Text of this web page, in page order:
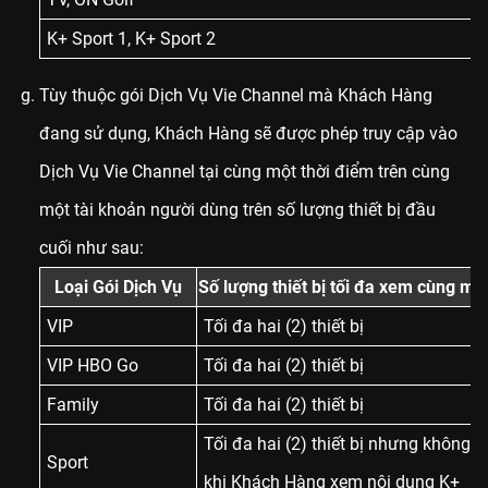
K+ Sport 1, K+ Sport 2
Tùy thuộc gói Dịch Vụ Vie Channel mà Khách Hàng
đang sử dụng, Khách Hàng sẽ được phép truy cập vào
Dịch Vụ Vie Channel tại cùng một thời điểm trên cùng
một tài khoản người dùng trên số lượng thiết bị đầu
cuối như sau:
Loại Gói Dịch Vụ
Số lượng thiết bị tối đa xem cùng
VIP
Tối đa hai (2) thiết bị
VIP HBO Go
Tối đa hai (2) thiết bị
Family
Tối đa hai (2) thiết bị
Sport
Tối đa hai (2) thiết bị nhưng không
khi Khách Hàng xem nội dung K+